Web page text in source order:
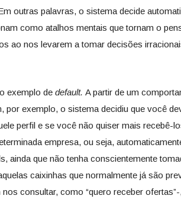
outras palavras, o sistema decide
como atalhos mentais que tornam o
ao nos levarem a tomar decisões
exemplo de default. A partir de um
por exemplo, o sistema decidiu que você
perfil e se você não quiser mais recebê-
empresa, ou seja,
ainda que não tenha conscientemente
caixinhas que normalmente já são
consultar, como “quero receber